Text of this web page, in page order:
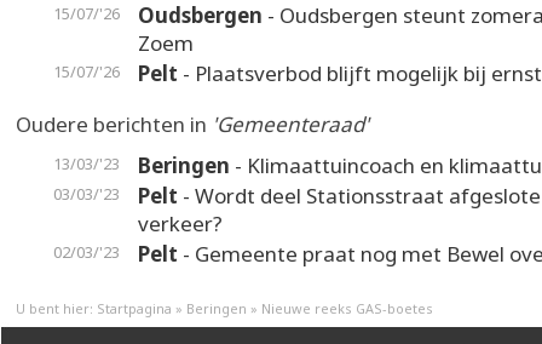
15/07/'26 Oudsbergen - Oudsbergen steunt
Zoem
15/07/'26 Pelt - Plaatsverbod blijft mogelijk bij
Oudere berichten in 'Gemeenteraad'
13/03/'23 Beringen - Klimaattuincoach en
03/03/'23 Pelt - Wordt deel Stationsstraat
verkeer?
02/03/'23 Pelt - Gemeente praat nog met Bewel
U bent hier: Startpagina » Beringen » Nieuwe reeks GAS-boetes